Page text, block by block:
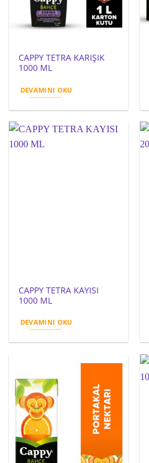
CAPPY TETRA KARIŞIK
1000 ML
DEVAMINI OKU
CAPPY TETRA KAYISI
1000 ML
DEVAMINI OKU